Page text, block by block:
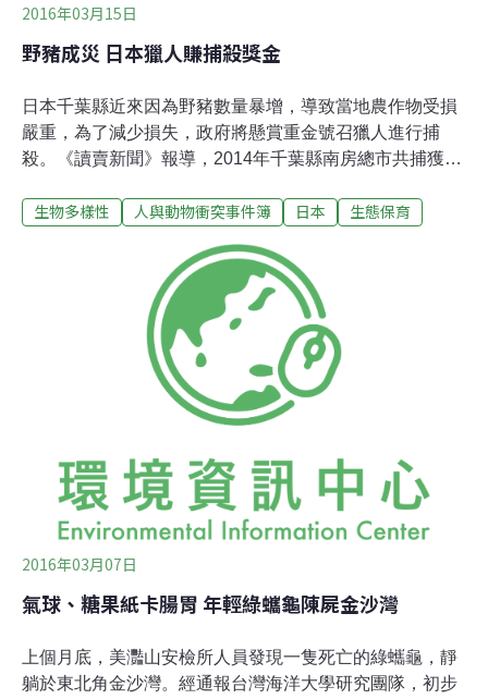
2016年03月15日
野豬成災 日本獵人賺捕殺獎金
日本千葉縣近來因為野豬數量暴增，導致當地農作物受損
嚴重，為了減少損失，政府將懸賞重金號召獵人進行捕
殺。《讀賣新聞》報導，2014年千葉縣南房總市共捕獲
然沒有減少，於是該市計畫今年提高獎金，將捕殺數量提
豬的提報獎金，中央政府8000日圓（約2300新台幣）、縣
政府3000日圓（約870新台幣）、市政府5000日圓（約
1450新台幣），總計一頭可領16000日圓（約4600新台
幣），只要有驅逐許可證照的獵人，捕殺後將野豬尾巴作
為證據帶到指定場所回報，之後就可領到這筆獎金。不過
也有獵人表示，目前南房總市的總野豬數量，是捕殺數的
3倍到10倍，連以往野豬數量相當少的舊千倉町與舊白浜
捕殺的野豬都是採用掩埋處理，隨著捕殺數量變多，掩埋
地的場所
生物多樣性 人與動物衝突事件簿 日本 生態保育
2016年03月07日
氣球、糖果紙卡腸胃 年輕綠蠵龜陳屍金沙灣
上個月底，美灩山安檢所人員發現一隻死亡的綠蠵龜，靜
躺於東北角金沙灣。經通報台灣海洋大學研究團隊，初步